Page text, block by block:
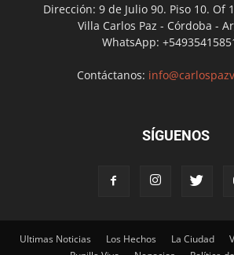
Dirección: 9 de Julio 90. Piso 10. Of
Villa Carlos Paz - Córdoba -
WhatsApp:
Contáctanos:
SÍGUENOS
Ultimas Noticias Los Hechos La Ciudad